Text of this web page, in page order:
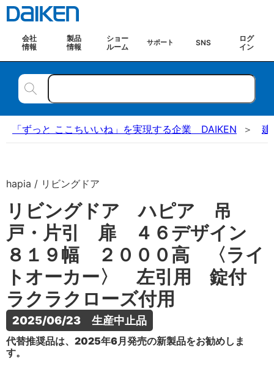
会社
情報
製品
情報
ショー
ルーム
サポート SNS
ログ
イン
「ずっと ここちいいね」を実現する企業 DAIKEN 建
hapia / リビングドア
リビングドア ハピア 吊
戸・片引 扉 ４６デザイン
８１９幅 ２０００高 〈ライ
トオーカー〉 左引用 錠付
ラクラクローズ付用
2025/06/23　生産中止品
代替推奨品は、2025年6月発売の新製品をお勧めしま
す。